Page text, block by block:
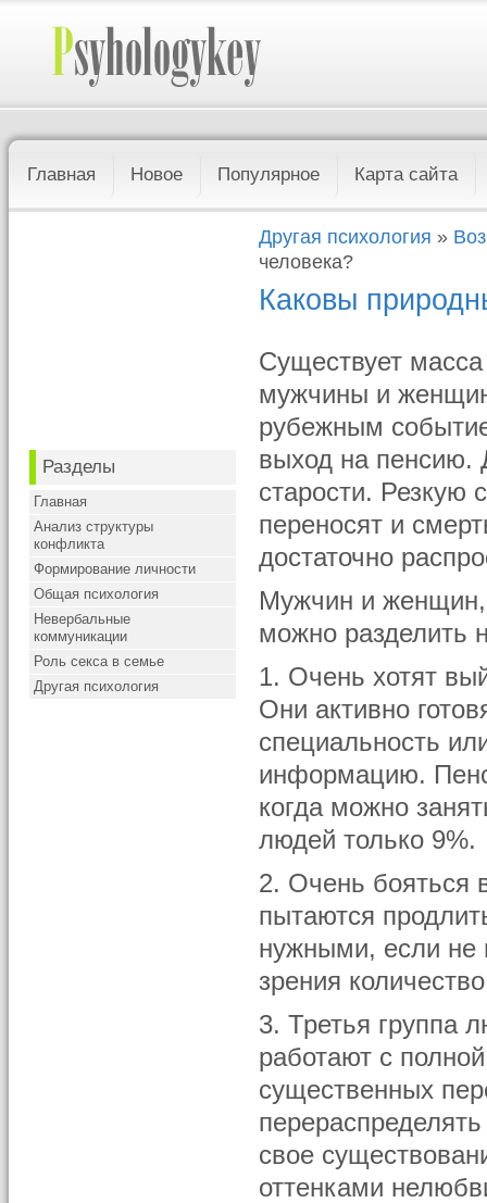
Главная Новое Популярное Карта сайта
Разделы
Главная
Анализ структуры
конфликта
Формирование личности
Общая психология
Невербальные
коммуникации
Роль секса в семье
Другая психология
Другая психология »
человека?
Каковы
Существует
мужчины и
рубежным
выход на пенсию.
старости. Резкую
переносят и
достаточно
Мужчин и женщин,
можно разделить
1. Очень хотят
Они активно
специальность
информацию.
когда можно
людей только 9%.
2. Очень бояться
пытаются
нужными, если не
зрения
3. Третья группа
работают с
существенных
свое
оттенками